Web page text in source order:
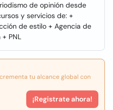
de opinión desde
y servicios de: +
de estilo + Agencia de
PNL
tu alcance global con
¡Registrate ahora!